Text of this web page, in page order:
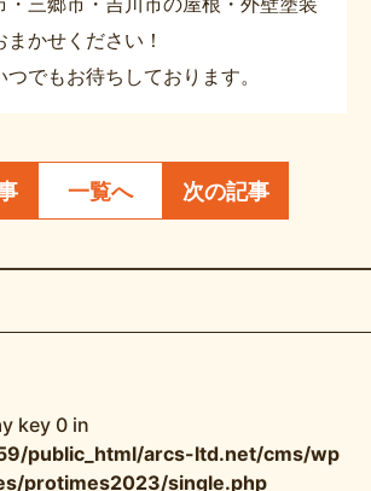
かせください！
でもお待ちしております。
一覧へ 次の記事
key 0 in
public_html/arcs-ltd.net/cms/wp
protimes2023/single.php